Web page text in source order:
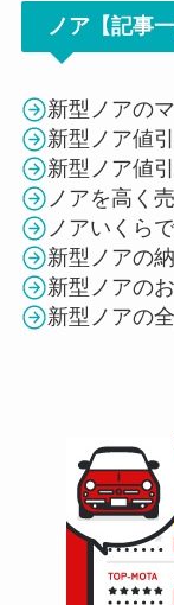
ノア【記事一
新型ノアの
新型ノア値
新型ノア値
ノアを高く
ノアいくら
新型ノアの
新型ノアの
新型ノアの